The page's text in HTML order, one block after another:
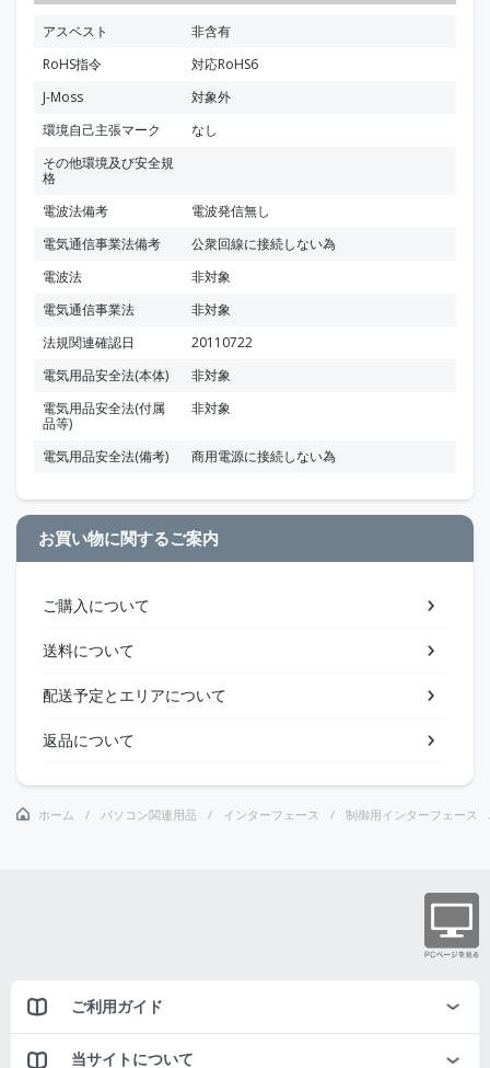
アスベスト
非含有
RoHS指令
対応RoHS6
J-Moss
対象外
環境自己主張マーク
なし
その他環境及び安全規
格
電波法備考
電波発信無し
電気通信事業法備考
公衆回線に接続しない為
電波法
非対象
電気通信事業法
非対象
法規関連確認日
20110722
電気用品安全法(本体)
非対象
電気用品安全法(付属
品等)
非対象
電気用品安全法(備考) 商用電源に接続しない為
お買い物に関するご案内
ご購入について
送料について
配送予定とエリアについて
返品について
ホーム パソコン関連用品 インターフェース 制御用インターフェース
ご利用ガイド
当サイトについて